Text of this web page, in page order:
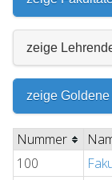
zeige
zeige
Nummer
100